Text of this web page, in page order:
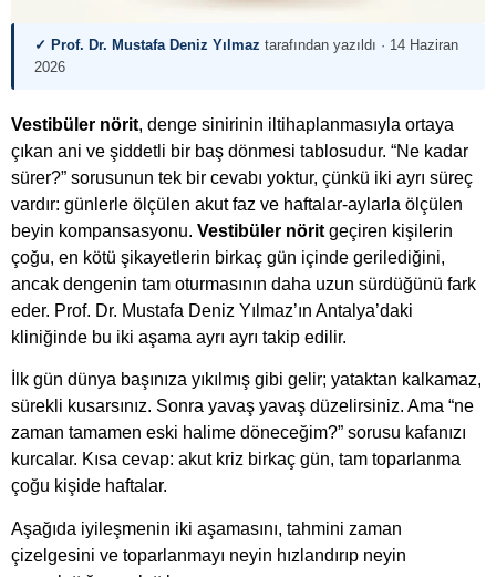
✓ Prof. Dr. Mustafa Deniz Yılmaz tarafından yazıldı · 14 Haziran
2026
Vestibüler nörit, denge sinirinin iltihaplanmasıyla ortaya
çıkan ani ve şiddetli bir baş dönmesi tablosudur. “Ne kadar
sürer?” sorusunun tek bir cevabı yoktur, çünkü iki ayrı süreç
vardır: günlerle ölçülen akut faz ve haftalar-aylarla ölçülen
beyin kompansasyonu. Vestibüler nörit geçiren kişilerin
çoğu, en kötü şikayetlerin birkaç gün içinde gerilediğini,
ancak dengenin tam oturmasının daha uzun sürdüğünü fark
eder. Prof. Dr. Mustafa Deniz Yılmaz’ın Antalya’daki
kliniğinde bu iki aşama ayrı ayrı takip edilir.
İlk gün dünya başınıza yıkılmış gibi gelir; yataktan kalkamaz,
sürekli kusarsınız. Sonra yavaş yavaş düzelirsiniz. Ama “ne
zaman tamamen eski halime döneceğim?” sorusu kafanızı
kurcalar. Kısa cevap: akut kriz birkaç gün, tam toparlanma
çoğu kişide haftalar.
Aşağıda iyileşmenin iki aşamasını, tahmini zaman
çizelgesini ve toparlanmayı neyin hızlandırıp neyin